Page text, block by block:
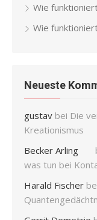
Wie
Wie
Neueste
gustav bei Die
Kreationismus
Becker Arling
was tun bei
Harald Fischer